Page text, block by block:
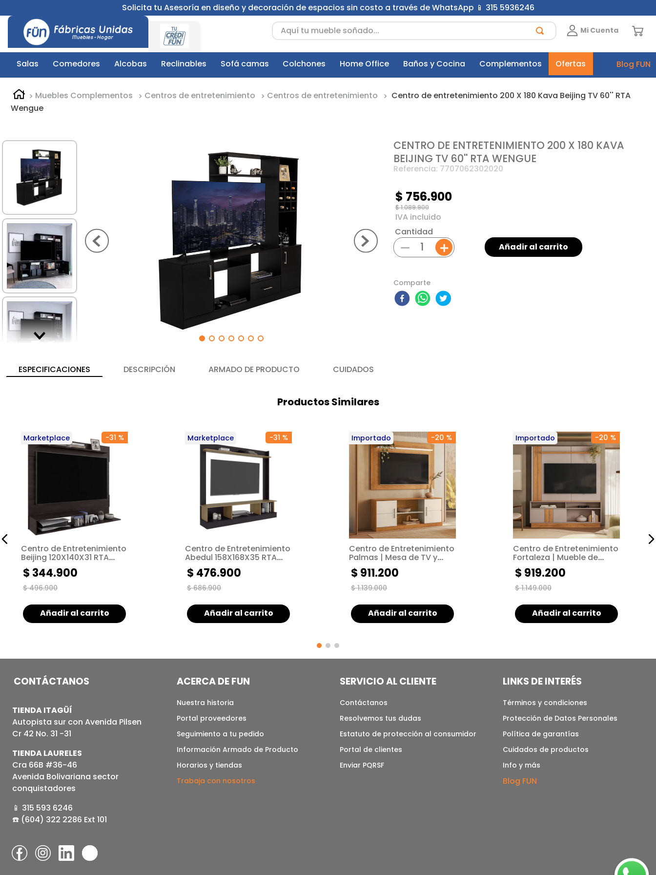
Solicita tu Asesoría en diseño y decoración de espacios sin costo a través de WhatsApp 📱 315 5936246
Aquí tu mueble soñado...
Mi Cuenta
Salas Comedores Alcobas Reclinables Sofá camas Colchones Home Office Baños y Cocina Complementos Ofertas Blog FUN
Muebles Complementos Centros de entretenimiento Centros de entretenimiento
Centro de entretenimiento 200 X 180 Kava Beijing TV 60'' RTA
Wengue
CENTRO DE ENTRETENIMIENTO 200 X 180 KAVA
BEIJING TV 60'' RTA WENGUE
Referencia: 7707062302020
$1.089.900
$ 756.900
Cantidad
＋
－ Añadir al carrito
Comparte
ESPECIFICACIONES DESCRIPCIÓN ARMADO DE PRODUCTO CUIDADOS
Productos Similares
Marketplace -31 %
Centro de Entretenimiento
Beijing 120X140X31 RTA
Nogal ZF
$ 496.900
$ 344.900
Añadir al carrito
Marketplace -31 %
Centro de Entretenimiento
Abedul 158X168X35 RTA
Wengue Fresno ZF
$ 686.900
$ 476.900
Añadir al carrito
Importado -20 %
Centro de Entretenimiento
Palmas | Mesa de TV y
panel contemporáneo |
Mueble multifuncional
$ 1.139.000
$ 911.200
Añadir al carrito
Importado -20 %
Centro de Entretenimiento
Fortaleza | Mueble de
Estilo Moderno | Mueble de
TV hasta de 55"
$ 1.149.000
$ 919.200
Añadir al carrito
CONTÁCTANOS
TIENDA ITAGÜÍ
Autopista sur con Avenida Pilsen
Cr 42 No. 31 -31
TIENDA LAURELES
Cra 66B #36-46
Avenida Bolivariana sector
conquistadores
📱 315 593 6246
☎️ (604) 322 2286 Ext 101
ACERCA DE FUN
Nuestra historia
Portal proveedores
Seguimiento a tu pedido
Información Armado de Producto
Horarios y tiendas
Trabaja con nosotros
SERVICIO AL CLIENTE
Contáctanos
Resolvemos tus dudas
Estatuto de protección al consumidor
Portal de clientes
Enviar PQRSF
LINKS DE INTERÉS
Términos y condiciones
Protección de Datos Personales
Política de garantías
Cuidados de productos
Info y más
Blog FUN